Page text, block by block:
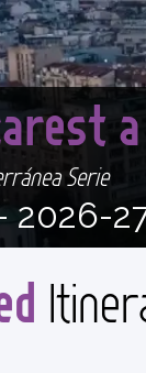
Serie
2026-